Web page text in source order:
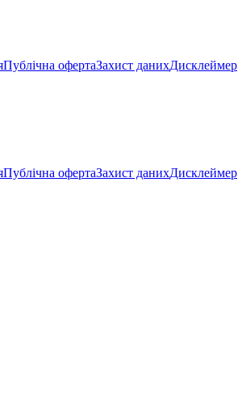
Публічна офертаЗахист данихДисклеймер
Публічна офертаЗахист данихДисклеймер